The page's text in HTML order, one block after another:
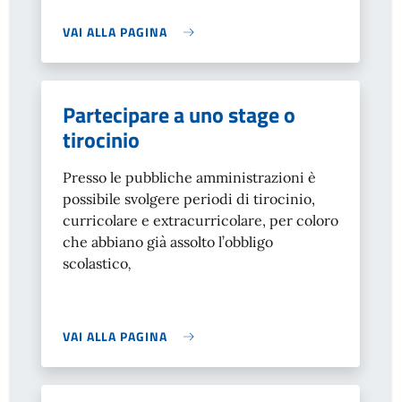
VAI ALLA PAGINA
Partecipare a uno stage o
tirocinio
Presso le pubbliche amministrazioni è
possibile svolgere periodi di tirocinio,
curricolare e extracurricolare, per coloro
che abbiano già assolto l’obbligo
scolastico,
VAI ALLA PAGINA